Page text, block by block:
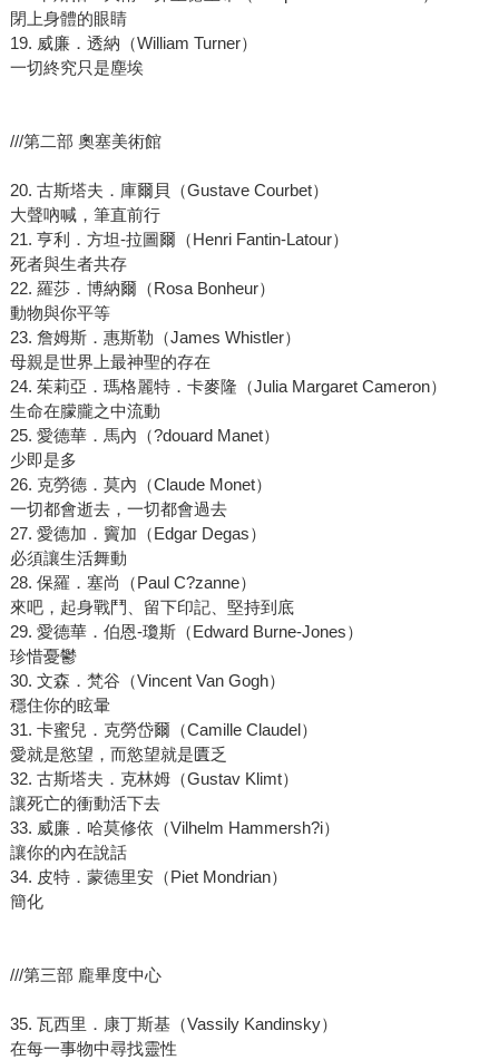
閉上身體的眼睛
19. 威廉．透納（William Turner）
一切終究只是塵埃
///第二部 奧塞美術館
20. 古斯塔夫．庫爾貝（Gustave Courbet）
大聲吶喊，筆直前行
21. 亨利．方坦-拉圖爾（Henri Fantin-Latour）
死者與生者共存
22. 羅莎．博納爾（Rosa Bonheur）
動物與你平等
23. 詹姆斯．惠斯勒（James Whistler）
母親是世界上最神聖的存在
24. 茱莉亞．瑪格麗特．卡麥隆（Julia Margaret Cameron）
生命在朦朧之中流動
25. 愛德華．馬內（?douard Manet）
少即是多
26. 克勞德．莫內（Claude Monet）
一切都會逝去，一切都會過去
27. 愛德加．竇加（Edgar Degas）
必須讓生活舞動
28. 保羅．塞尚（Paul C?zanne）
來吧，起身戰鬥、留下印記、堅持到底
29. 愛德華．伯恩-瓊斯（Edward Burne-Jones）
珍惜憂鬱
30. 文森．梵谷（Vincent Van Gogh）
穩住你的眩暈
31. 卡蜜兒．克勞岱爾（Camille Claudel）
愛就是慾望，而慾望就是匱乏
32. 古斯塔夫．克林姆（Gustav Klimt）
讓死亡的衝動活下去
33. 威廉．哈莫修依（Vilhelm Hammersh?i）
讓你的內在說話
34. 皮特．蒙德里安（Piet Mondrian）
簡化
///第三部 龐畢度中心
35. 瓦西里．康丁斯基（Vassily Kandinsky）
在每一事物中尋找靈性